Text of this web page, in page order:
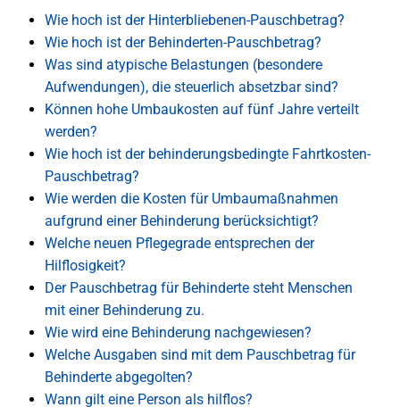
Wie hoch ist der Hinterbliebenen-Pauschbetrag?
Wie hoch ist der Behinderten-Pauschbetrag?
Was sind atypische Belastungen (besondere
Aufwendungen), die steuerlich absetzbar sind?
Können hohe Umbaukosten auf fünf Jahre verteilt
werden?
Wie hoch ist der behinderungsbedingte Fahrtkosten-
Pauschbetrag?
Wie werden die Kosten für Umbaumaßnahmen
aufgrund einer Behinderung berücksichtigt?
Welche neuen Pflegegrade entsprechen der
Hilflosigkeit?
Der Pauschbetrag für Behinderte steht Menschen
mit einer Behinderung zu.
Wie wird eine Behinderung nachgewiesen?
Welche Ausgaben sind mit dem Pauschbetrag für
Behinderte abgegolten?
Wann gilt eine Person als hilflos?